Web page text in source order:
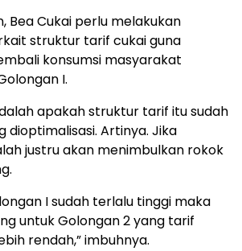
Bea Cukai perlu melakukan
struktur tarif cukai guna
konsumsi masyarakat
I.
apakah struktur tarif itu sudah
dioptimalisasi. Artinya. Jika
justru akan menimbulkan rokok
I sudah terlalu tinggi maka
untuk Golongan 2 yang tarif
rendah,” imbuhnya.